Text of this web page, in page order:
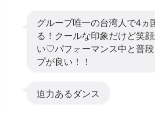
グループ唯一の台湾人で4ヵ
る！クールな印象だけど笑
い♡パフォーマンス中と普
プが良い！！
迫力あるダンス